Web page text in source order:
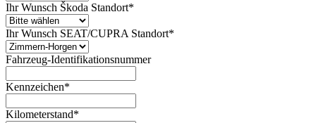
Ihr Wunsch Škoda Standort*
Ihr Wunsch SEAT/CUPRA Standort*
Fahrzeug-Identifikationsnummer
Kennzeichen*
Kilometerstand*